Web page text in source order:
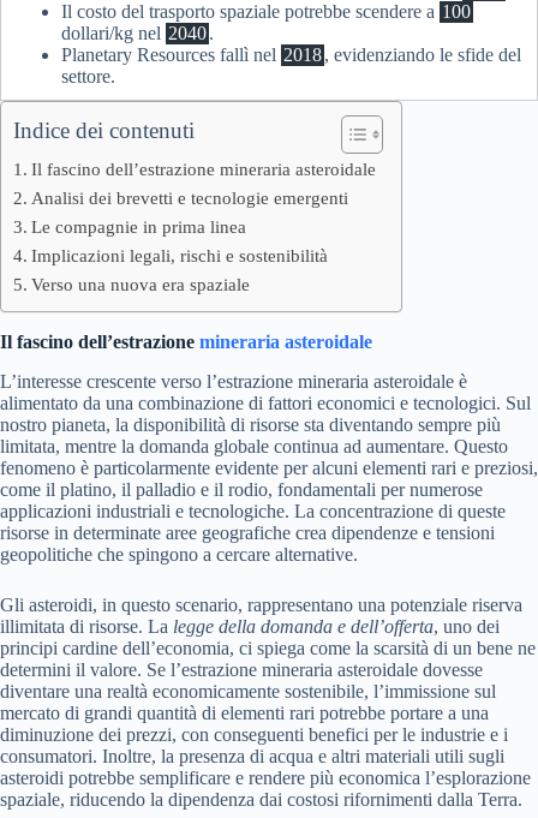
Il costo del trasporto spaziale potrebbe scendere a 100
dollari/kg nel 2040.
Planetary Resources fallì nel 2018, evidenziando le sfide del
settore.
Indice dei contenuti
Il fascino dell’estrazione mineraria asteroidale
Analisi dei brevetti e tecnologie emergenti
Le compagnie in prima linea
Implicazioni legali, rischi e sostenibilità
Verso una nuova era spaziale
Il fascino dell’estrazione mineraria asteroidale
L’interesse crescente verso l’estrazione mineraria asteroidale è
alimentato da una combinazione di fattori economici e tecnologici. Sul
nostro pianeta, la disponibilità di risorse sta diventando sempre più
limitata, mentre la domanda globale continua ad aumentare. Questo
fenomeno è particolarmente evidente per alcuni elementi rari e preziosi,
come il platino, il palladio e il rodio, fondamentali per numerose
applicazioni industriali e tecnologiche. La concentrazione di queste
risorse in determinate aree geografiche crea dipendenze e tensioni
geopolitiche che spingono a cercare alternative.
Gli asteroidi, in questo scenario, rappresentano una potenziale riserva
illimitata di risorse. La legge della domanda e dell’offerta, uno dei
principi cardine dell’economia, ci spiega come la scarsità di un bene ne
determini il valore. Se l’estrazione mineraria asteroidale dovesse
diventare una realtà economicamente sostenibile, l’immissione sul
mercato di grandi quantità di elementi rari potrebbe portare a una
diminuzione dei prezzi, con conseguenti benefici per le industrie e i
consumatori. Inoltre, la presenza di acqua e altri materiali utili sugli
asteroidi potrebbe semplificare e rendere più economica l’esplorazione
spaziale, riducendo la dipendenza dai costosi rifornimenti dalla Terra.